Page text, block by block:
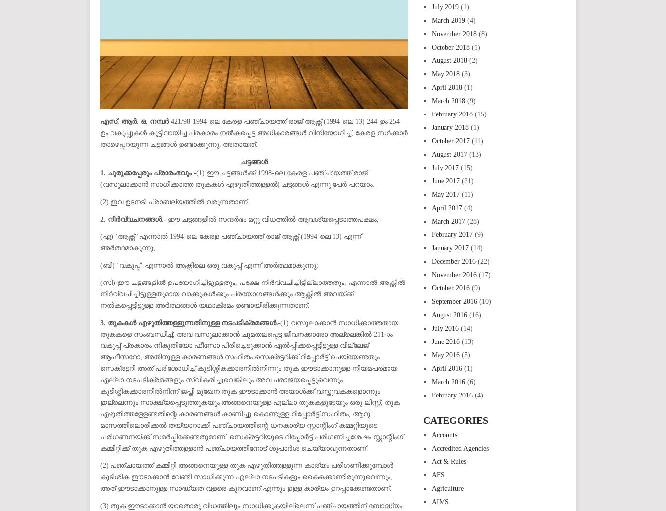
എസ്. ആർ. ഒ. നമ്പർ421/98-1994-ലെ കേരള പഞ്ചായത്ത് രാജ് ആക്റ്റ് (1994-ലെ 13) 244-ഉം 254-
ഉം വകുപ്പുകൾ കൂട്ടിവായിച്ച പ്രകാരം നൽകപ്പെട്ട അധികാരങ്ങൾ വിനിയോഗിച്ച്, കേരള സർക്കാർ
താഴെപ്പറയുന്ന ചട്ടങ്ങൾ ഉണ്ടാക്കുന്നു. അതായത്.-
ചട്ടങ്ങൾ
1. ചുരുക്കപ്പേരും പ്രാരംഭവും.-(1) ഈ ചട്ടങ്ങൾക്ക് 1998-ലെ കേരള പഞ്ചായത്ത് രാജ്
(വസൂലാക്കാൻ സാധിക്കാത്ത തുകകൾ എഴുതിത്തള്ളൽ) ചട്ടങ്ങൾ എന്നു പേർ പറയാം.
(2) ഇവ ഉടനടി പ്രാബല്യത്തിൽ വരുന്നതാണ്.
2. നിർവ്വചനങ്ങൾ.- ഈ ചട്ടങ്ങളിൽ സന്ദർഭം മറ്റു വിധത്തിൽ ആവശ്യപ്പെടാത്തപക്ഷം,-
(എ) ‘ആക്റ്റ് ‘എന്നാൽ 1994-ലെ കേരള പഞ്ചായത്ത് രാജ് ആക്റ്റ് (1994-ലെ 13) എന്ന്
അർത്ഥമാകുന്നു;
(ബി) ‘വകുപ്പ്’ എന്നാൽ ആക്റ്റിലെ ഒരു വകുപ്പ് എന്ന് അർത്ഥമാകുന്നു;
(സി) ഈ ചട്ടങ്ങളിൽ ഉപയോഗിച്ചിട്ടുള്ളതും, പക്ഷേ നിർവ്വചിച്ചിട്ടില്ലാത്തതും, എന്നാൽ ആക്റ്റിൽ
നിർവ്വചിച്ചിട്ടുള്ളതുമായ വാക്കുകൾക്കും പ്രയോഗങ്ങൾക്കും ആക്റ്റിൽ അവയ്ക്ക്
നൽകപ്പെട്ടിട്ടുള്ള അർത്ഥങ്ങൾ യഥാക്രമം ഉണ്ടായിരിക്കുന്നതാണ്.
3. തുകകൾ എഴുതിത്തള്ളുന്നതിനുള്ള നടപടിക്രമങ്ങൾ.-(1) വസൂലാക്കാൻ സാധിക്കാത്തതായ
തുകകളെ സംബന്ധിച്ച്, അവ വസൂലാക്കാൻ ചുമതലപ്പെട്ട ജീവനക്കാരോ അല്ലെങ്കിൽ 211-ാം
വകുപ്പ് പ്രകാരം നികുതിയോ ഫീസോ പിരിച്ചെടുക്കാൻ ഏൽപ്പിക്കപ്പെട്ടിട്ടുള്ള വില്ലേജ്
ആഫീസറോ, അതിനുള്ള കാരണങ്ങൾ സഹിതം സെക്രട്ടറിക്ക് റിപ്പോർട്ട് ചെയ്യേണ്ടതും
സെക്രട്ടറി അത് പരിശോധിച്ച് കുടിശ്ശികക്കാരനിൽനിന്നും തുക ഈടാക്കാനുള്ള നിയമപരമായ
എല്ലാ നടപടിക്രമങ്ങളും സ്വീകരിച്ചുവെങ്കിലും അവ പരാജയപ്പെട്ടുവെന്നും
കുടിശ്ശികക്കാരനിൽനിന്ന് ജപ്തി മുഖേന തുക ഈടാക്കാൻ അയാൾക്ക് വസ്തുവകകളൊന്നും
ഇല്ലെന്നും സാക്ഷ്യപ്പെടുത്തുകയും അങ്ങനെയുള്ള എല്ലാ തുകകളുടേയും ഒരു ലിസ്റ്റ്, തുക
എഴുതിത്തളേളണ്ടതിന്റെ കാരണങ്ങൾ കാണിച്ചു കൊണ്ടുള്ള റിപ്പോർട്ട് സഹിതം, ആറു
മാസത്തിലൊരിക്കൽ തയ്യാറാക്കി പഞ്ചായത്തിന്റെ ധനകാര്യ സ്റ്റാന്റിംഗ് കമ്മറ്റിയുടെ
പരിഗണനയ്ക്ക് സമർപ്പിക്കേണ്ടതുമാണ്. സെക്രട്ടറിയുടെ റിപ്പോർട്ട് പരിഗണിച്ചശേഷം സ്റ്റാന്റിംഗ്
കമ്മിറ്റിക്ക് തുക എഴുതിത്തള്ളാൻ പഞ്ചായത്തിനോട് ശുപാർശ ചെയ്യാവുന്നതാണ്.
(2) പഞ്ചായത്ത് കമ്മിറ്റി അങ്ങനെയുള്ള തുക എഴുതിത്തള്ളുന്ന കാര്യം പരിഗണിക്കുമ്പോൾ
കുടിശിക ഈടാക്കാൻ വേണ്ടി സാധിക്കുന്ന എല്ലാ നടപടികളും കൈക്കൊണ്ടിരുന്നുവെന്നും,
അത് ഈടാക്കാനുള്ള സാദ്ധ്യത വളരെ കുറവാണ് എന്നും ഉള്ള കാര്യം ഉറപ്പാക്കേണ്ടതാണ്.
(3) തുക ഈടാക്കാൻ യാതൊരു വിധത്തിലും സാധിക്കുകയില്ലെന്ന് പഞ്ചായത്തിന് ബോദ്ധ്യം
July 2019 (1)
March 2019 (4)
November 2018 (8)
October 2018 (1)
August 2018 (2)
May 2018 (3)
April 2018 (1)
March 2018 (9)
February 2018 (15)
January 2018 (1)
October 2017 (11)
August 2017 (13)
July 2017 (15)
June 2017 (21)
May 2017 (11)
April 2017 (4)
March 2017 (28)
February 2017 (9)
January 2017 (14)
December 2016 (22)
November 2016 (17)
October 2016 (9)
September 2016 (10)
August 2016 (16)
July 2016 (14)
June 2016 (13)
May 2016 (5)
April 2016 (1)
March 2016 (6)
February 2016 (4)
CATEGORIES
Accounts
Accredited Agencies
Act & Rules
AFS
Agriculture
AIMS